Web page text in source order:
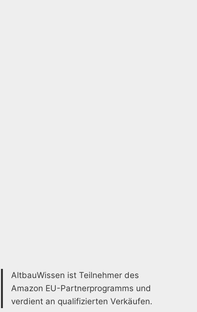
AltbauWissen ist Teilnehmer des
Amazon EU-Partnerprogramms und
verdient an qualifizierten Verkäufen.